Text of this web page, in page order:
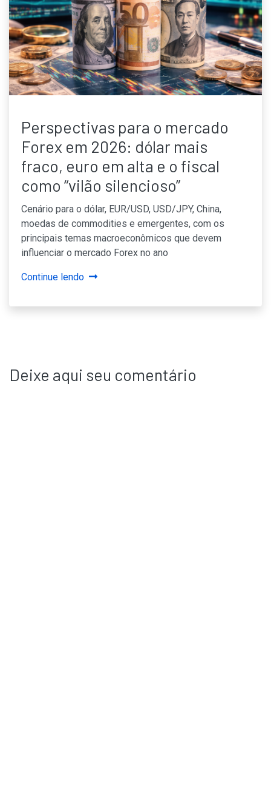
Perspectivas para o mercado
Forex em 2026: dólar mais
fraco, euro em alta e o fiscal
como “vilão silencioso”
Cenário para o dólar, EUR/USD, USD/JPY, China,
moedas de commodities e emergentes, com os
principais temas macroeconômicos que devem
influenciar o mercado Forex no ano
Continue lendo
Deixe aqui seu comentário